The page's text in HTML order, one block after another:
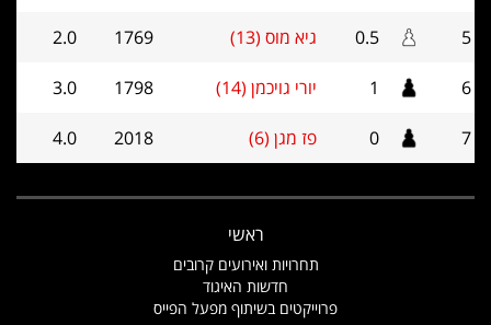
5
0.5 גיא מוס (13) 1769
2.0
6
1 יורי גויכמן (14) 1798
3.0
7
0 פז מגן (6) 2018
4.0
ראשי
תחרויות ואירועים קרובים
חדשות האיגוד
פרוייקטים בשיתוף מפעל הפייס